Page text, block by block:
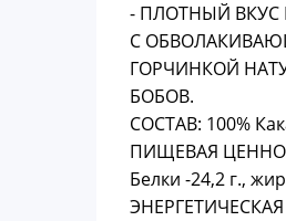
- ПЛОТНЫЙ ВКУС
С
ГОРЧИНКОЙ
БОБОВ.
СОСТАВ: 100%
ПИЩЕВАЯ
Белки -24,2 г.,
ЭНЕРГЕТИЧЕСКАЯ